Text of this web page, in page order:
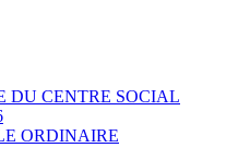
DU CENTRE SOCIAL
ORDINAIRE